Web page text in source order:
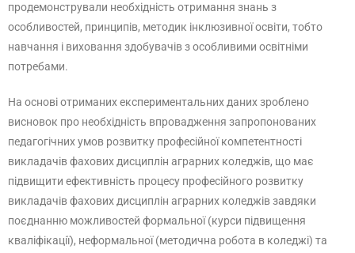
продемонстрували необхідність отримання знань з
особливостей, принципів, методик інклюзивної освіти, тобто
навчання і виховання здобувачів з особливими освітніми
потребами.
На основі отриманих експериментальних даних зроблено
висновок про необхідність впровадження запропонованих
педагогічних умов розвитку професійної компетентності
викладачів фахових дисциплін аграрних коледжів, що має
підвищити ефективність процесу професійного розвитку
викладачів фахових дисциплін аграрних коледжів завдяки
поєднанню можливостей формальної (курси підвищення
кваліфікації), неформальної (методична робота в коледжі) та